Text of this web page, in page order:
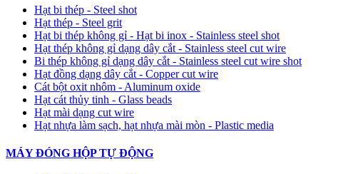
Hạt bi thép - Steel shot
Hạt thép - Steel grit
Hạt bi thép không gỉ - Hạt bi inox - Stainless steel shot
Hạt thép không gỉ dạng dây cắt - Stainless steel cut wire
Bi thép không gỉ dạng dây cắt - Stainless steel cut wire shot
Hạt đồng dạng dây cắt - Copper cut wire
Cát bột oxit nhôm - Aluminum oxide
Hạt cát thủy tinh - Glass beads
Hạt mài dạng cut wire
Hạt nhựa làm sạch, hạt nhựa mài mòn - Plastic media
MÁY ĐÓNG HỘP TỰ ĐỘNG